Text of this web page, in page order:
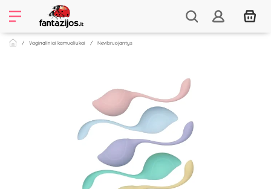
Vaginaliniai kamuoliukai Nevibruojantys